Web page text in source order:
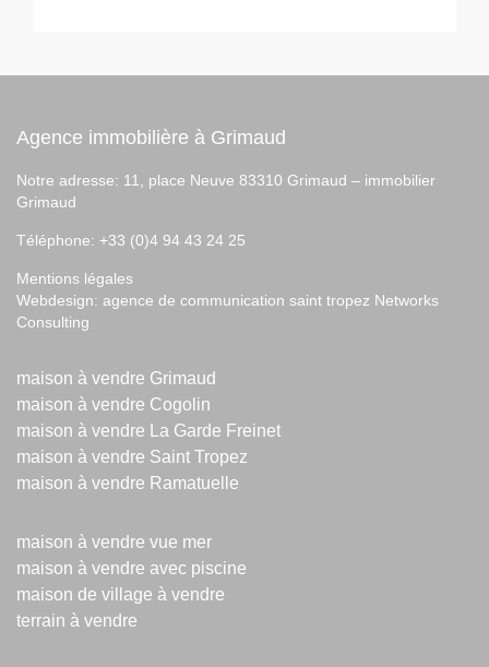
Agence immobilière à Grimaud
Notre adresse: 11, place Neuve 83310 Grimaud – immobilier
Grimaud
Téléphone: +33 (0)4 94 43 24 25
Mentions légales
Webdesign: agence de communication saint tropez Networks
Consulting
maison à vendre Grimaud
maison à vendre Cogolin
maison à vendre La Garde Freinet
maison à vendre Saint Tropez
maison à vendre Ramatuelle
maison à vendre vue mer
maison à vendre avec piscine
maison de village à vendre
terrain à vendre